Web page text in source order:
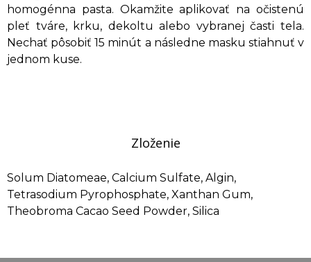
homogénna pasta. Okamžite aplikovať na očistenú
pleť tváre, krku, dekoltu alebo vybranej časti tela.
Nechať pôsobiť 15 minút a následne masku stiahnuť v
jednom kuse.
Zloženie
Solum Diatomeae, Calcium Sulfate, Algin,
Tetrasodium Pyrophosphate, Xanthan Gum,
Theobroma Cacao Seed Powder, Silica